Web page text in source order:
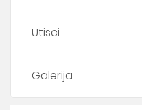
Utisci
Galerija